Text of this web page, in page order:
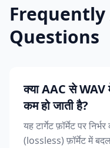
Frequently
Questions
क्या AAC से WAV
कम हो जाती है?
यह टार्गेट फ़ॉर्मेट पर
(lossless) फ़ॉर्मेट में